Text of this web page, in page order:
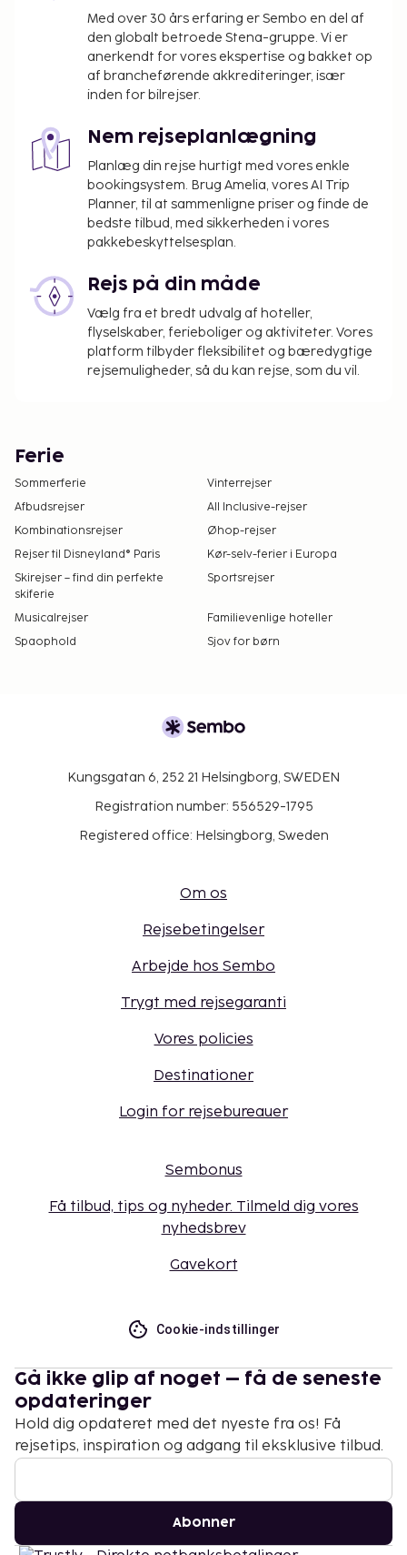
Med over 30 års erfaring er Sembo en del af
den globalt betroede Stena-gruppe. Vi er
anerkendt for vores ekspertise og bakket op
af brancheførende akkrediteringer, især
inden for bilrejser.
Nem rejseplanlægning
Planlæg din rejse hurtigt med vores enkle
bookingsystem. Brug Amelia, vores AI Trip
Planner, til at sammenligne priser og finde de
bedste tilbud, med sikkerheden i vores
pakkebeskyttelsesplan.
Rejs på din måde
Vælg fra et bredt udvalg af hoteller,
flyselskaber, ferieboliger og aktiviteter. Vores
platform tilbyder fleksibilitet og bæredygtige
rejsemuligheder, så du kan rejse, som du vil.
Ferie
Sommerferie
Vinterrejser
Afbudsrejser
All Inclusive-rejser
Kombinationsrejser
Øhop-rejser
Rejser til Disneyland® Paris
Kør-selv-ferier i Europa
Skirejser – find din perfekte
skiferie
Sportsrejser
Musicalrejser
Familievenlige hoteller
Spaophold
Sjov for børn
Kungsgatan 6, 252 21 Helsingborg, SWEDEN
Registration number: 556529-1795
Registered office: Helsingborg, Sweden
Om os
Rejsebetingelser
Arbejde hos Sembo
Trygt med rejsegaranti
Vores policies
Destinationer
Login for rejsebureauer
Sembonus
Få tilbud, tips og nyheder. Tilmeld dig vores
nyhedsbrev
Gavekort
Cookie-indstillinger
Gå ikke glip af noget – få de seneste
opdateringer
Hold dig opdateret med det nyeste fra os! Få
rejsetips, inspiration og adgang til eksklusive tilbud.
Abonner